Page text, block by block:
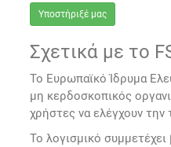
Υποστήριξέ μας
Σχετικά με το
Το Ευρωπαϊκό Ίδρυμα
μη κερδοσκοπικός
χρήστες να ελέγχουν την
Το λογισμικό